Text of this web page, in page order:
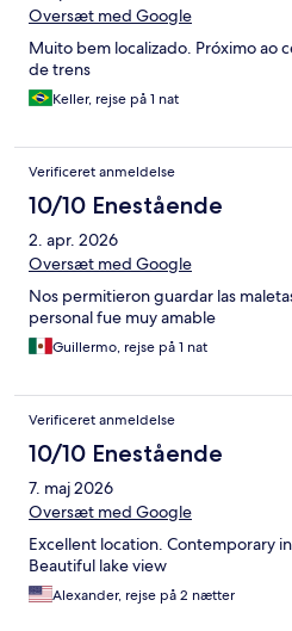
Oversæt med Google
Muito bem localizado. Próximo ao
de trens
Keller, rejse på 1 nat
Verificeret anmeldelse
10/10 Enestående
2. apr. 2026
Oversæt med Google
Nos permitieron guardar las
personal fue muy amable
Guillermo, rejse på 1 nat
Verificeret anmeldelse
10/10 Enestående
7. maj 2026
Oversæt med Google
Excellent location. Contemporary
Beautiful lake view
Alexander, rejse på 2 nætter